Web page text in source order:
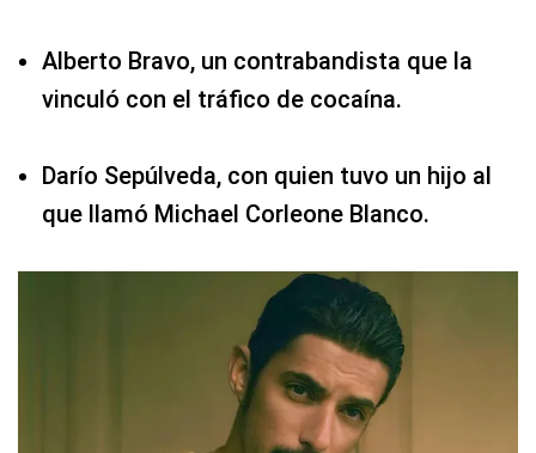
Alberto Bravo, un contrabandista que la
vinculó con el tráfico de cocaína.
Darío Sepúlveda, con quien tuvo un hijo al
que llamó Michael Corleone Blanco.